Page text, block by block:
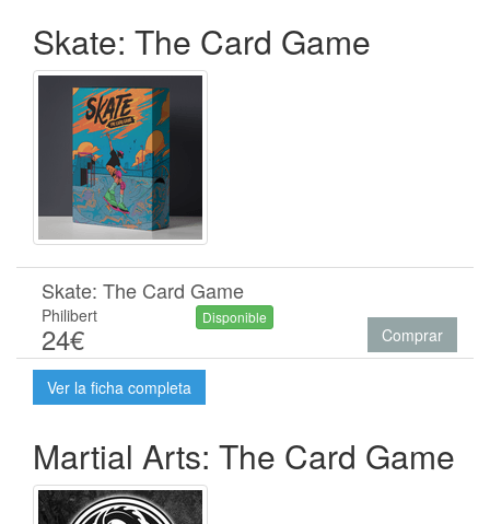
Skate: The Card Game
Skate: The Card Game
Philibert
24€
Disponible
Comprar
Ver la ficha completa
Martial Arts: The Card Game